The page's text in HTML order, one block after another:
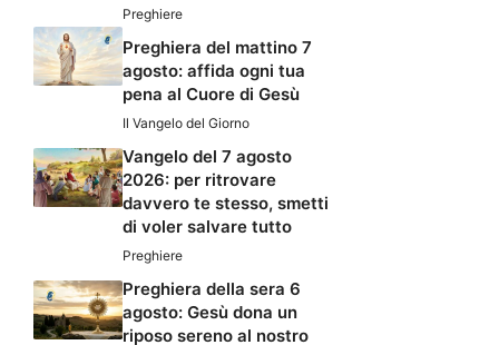
Preghiere
Preghiera del mattino 7
agosto: affida ogni tua
pena al Cuore di Gesù
Il Vangelo del Giorno
Vangelo del 7 agosto
2026: per ritrovare
davvero te stesso, smetti
di voler salvare tutto
Preghiere
Preghiera della sera 6
agosto: Gesù dona un
riposo sereno al nostro